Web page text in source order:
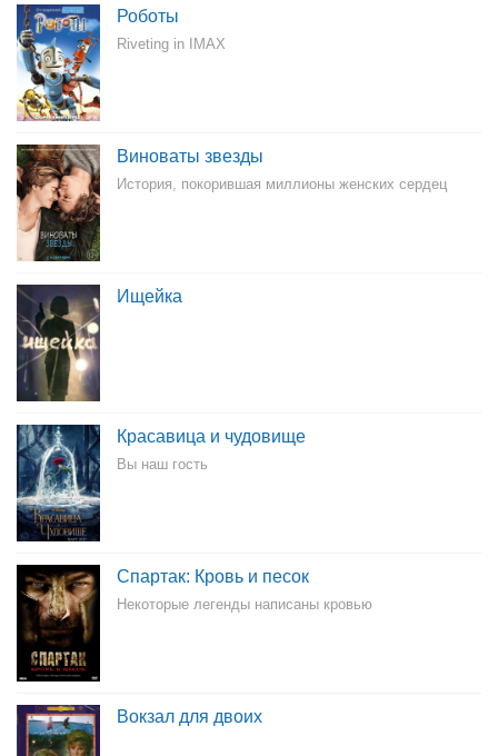
Роботы
Riveting in IMAX
Виноваты звезды
История, покорившая миллионы женских сердец
Ищейка
Красавица и чудовище
Вы наш гость
Спартак: Кровь и песок
Некоторые легенды написаны кровью
Вокзал для двоих